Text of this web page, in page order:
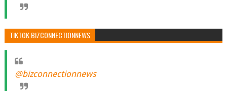
TIKTOK BIZCONNECTIONNEWS
@bizconnectionnews